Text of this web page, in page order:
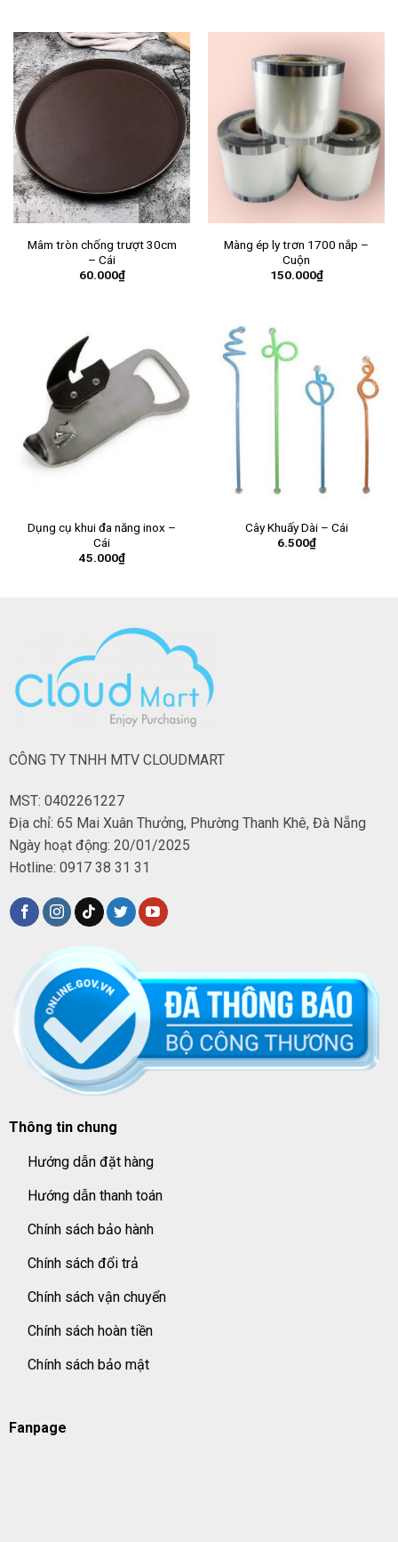
Mâm tròn chống trượt 30cm
– Cái
60.000₫
Màng ép ly trơn 1700 nắp –
Cuộn
150.000₫
Dụng cụ khui đa năng inox –
Cái
45.000₫
Cây Khuấy Dài – Cái
6.500₫
CÔNG TY TNHH MTV CLOUDMART
MST: 0402261227
Địa chỉ: 65 Mai Xuân Thưởng, Phường Thanh Khê, Đà Nẵng
Ngày hoạt động: 20/01/2025
Hotline: 0917 38 31 31
Thông tin chung
Hướng dẫn đặt hàng
Hướng dẫn thanh toán
Chính sách bảo hành
Chính sách đổi trả
Chính sách vận chuyển
Chính sách hoàn tiền
Chính sách bảo mật
Fanpage